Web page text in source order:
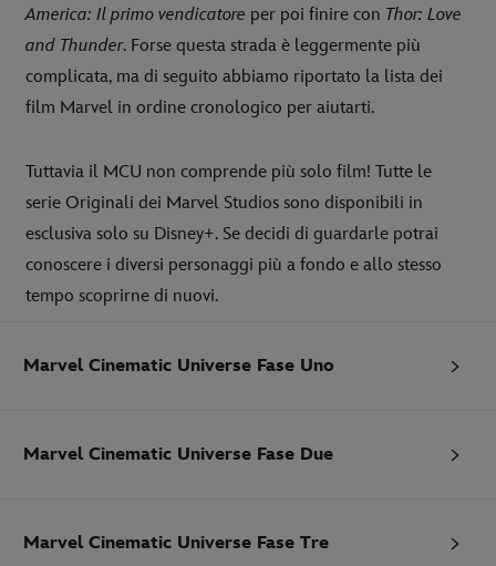
America: Il primo vendicatore per poi finire con Thor: Love
and Thunder. Forse questa strada è leggermente più
complicata, ma di seguito abbiamo riportato la lista dei
film Marvel in ordine cronologico per aiutarti.
Tuttavia il MCU non comprende più solo film! Tutte le
serie Originali dei Marvel Studios sono disponibili in
esclusiva solo su Disney+. Se decidi di guardarle potrai
conoscere i diversi personaggi più a fondo e allo stesso
tempo scoprirne di nuovi.
Marvel Cinematic Universe Fase Uno
Marvel Cinematic Universe Fase Due
Marvel Cinematic Universe Fase Tre